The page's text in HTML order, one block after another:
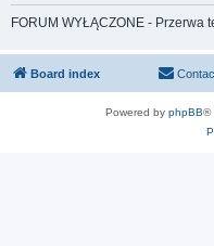
FORUM WYŁĄCZONE - Przerwa
Board index
Powered by phpBB®